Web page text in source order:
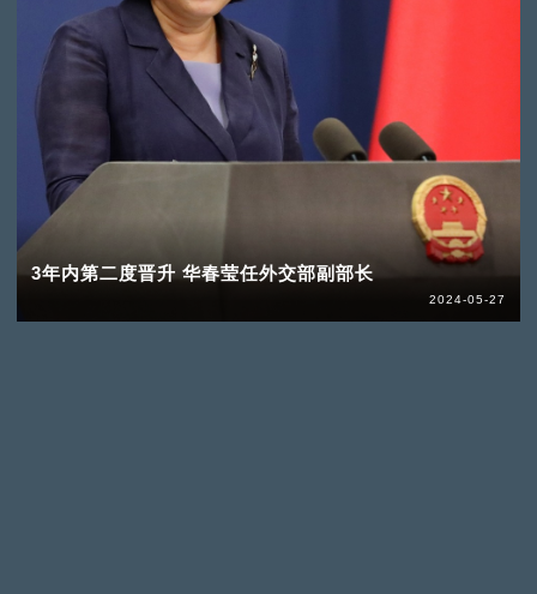
3年内第二度晋升 华春莹任外交部副部长
2024-05-27